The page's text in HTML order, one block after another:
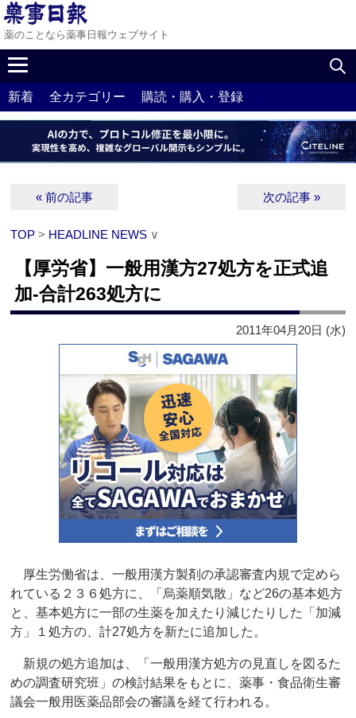
薬のことなら薬事日報ウェブサイト
新着 全カテゴリー 購読・購入・登録
« 前の記事 次の記事 »
TOP > HEADLINE NEWS ∨
【厚労省】一般用漢方27処方を正式追
加‐合計263処方に
2011年04月20日 (水)
厚生労働省は、一般用漢方製剤の承認審査内規で定めら
れている２３６処方に、「烏薬順気散」など26の基本処方
と、基本処方に一部の生薬を加えたり減じたりした「加減
方」１処方の、計27処方を新たに追加した。
新規の処方追加は、「一般用漢方処方の見直しを図るた
めの調査研究班」の検討結果をもとに、薬事・食品衛生審
議会一般用医薬品部会の審議を経て行われる。